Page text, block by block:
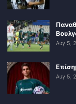
Αυγ 5,
Αυγ 5,